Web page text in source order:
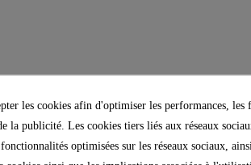
les cookies afin d'optimiser les performances, les
la publicité. Les cookies tiers liés aux réseaux
optimisées sur les réseaux sociaux,